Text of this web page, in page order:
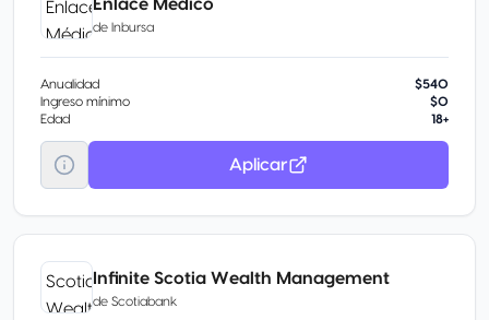
Enlace Médico
de Inbursa
Anualidad
$540
Ingreso mínimo
$0
Edad
18+
Aplicar
Infinite Scotia Wealth Management
de Scotiabank